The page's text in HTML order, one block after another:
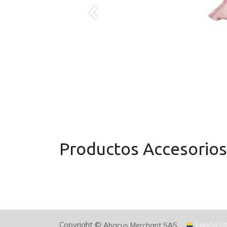
Anterior
Productos
Copyright © Abacus Merchant SAS Español